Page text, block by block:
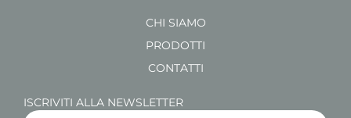
CHI SIAMO
PRODOTTI
CONTATTI
ISCRIVITI ALLA NEWSLETTER